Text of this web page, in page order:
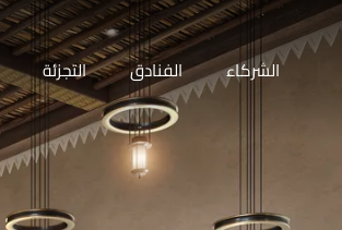
التجزئة الفنادق الشركاء